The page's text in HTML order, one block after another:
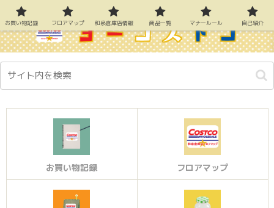
お買い物記録 フロアマップ
お買い物記録 フロアマップ 和泉倉庫店情報 商品一覧 マナールール 自己紹介